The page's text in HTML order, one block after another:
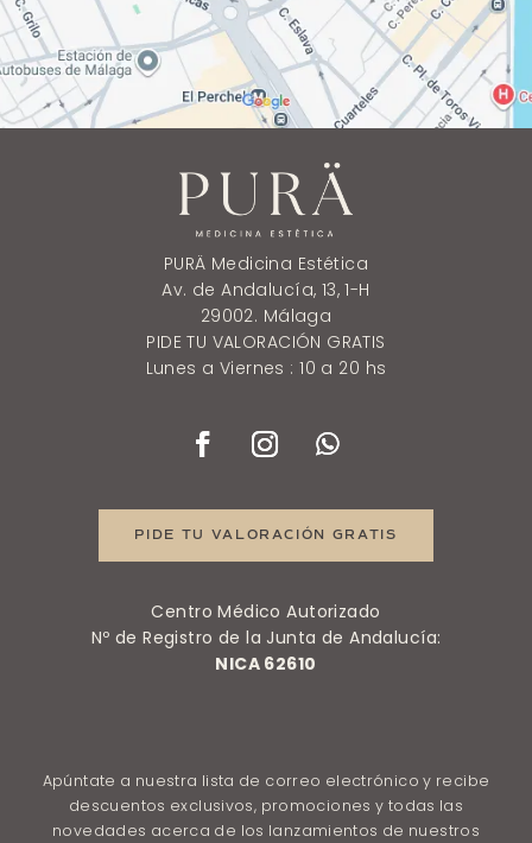
PURÄ Medicina Estética
Av. de Andalucía, 13, 1-H
29002. Málaga
PIDE TU VALORACIÓN GRATIS
Lunes a Viernes : 10 a 20 hs
PIDE TU VALORACIÓN GRATIS
Centro Médico Autorizado
Nº de Registro de la Junta de Andalucía:
NICA 62610
Apúntate a nuestra lista de correo electrónico y recibe
descuentos exclusivos, promociones y todas las
novedades acerca de los lanzamientos de nuestros